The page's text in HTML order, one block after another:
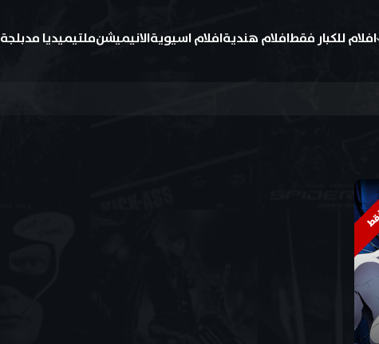
افلام للكبار فقطافلام هنديةافلام اسيويةالانيميشنملتيميديا مدبلجة